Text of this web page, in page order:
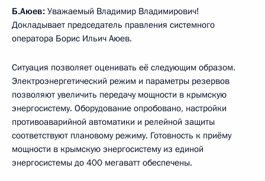
Б.Аюев: Уважаемый Владимир Владимирович!
Докладывает председатель правления системного
оператора Борис Ильич Аюев.
Ситуация позволяет оценивать её следующим образом.
Электроэнергетический режим и параметры резервов
позволяют увеличить передачу мощности в крымскую
энергосистему. Оборудование опробовано, настройки
противоаварийной автоматики и релейной защиты
соответствуют плановому режиму. Готовность к приёму
мощности в крымскую энергосистему из единой
энергосистемы до 400 мегаватт обеспечены.